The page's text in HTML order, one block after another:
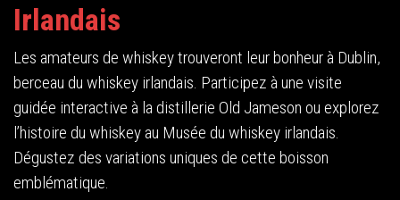
Irlandais
Les amateurs de whiskey trouveront leur bonheur à Dublin,
berceau du whiskey irlandais. Participez à une visite
guidée interactive à la distillerie Old Jameson ou explorez
l’histoire du whiskey au Musée du whiskey irlandais.
Dégustez des variations uniques de cette boisson
emblématique.